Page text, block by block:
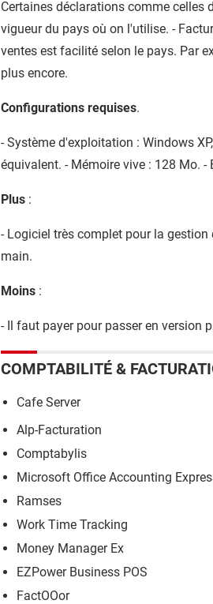
Certaines déclarations comme celles
vigueur du pays où on l'utilise. -
ventes est facilité selon le pays. Par
plus encore.
Configurations requises.
- Système d'exploitation : Windows
équivalent. - Mémoire vive : 128 Mo. -
Plus :
- Logiciel très complet pour la gestion
main.
Moins :
- Il faut payer pour passer en version
COMPTABILITÉ &
Cafe Server
Alp-Facturation
Comptabylis
Microsoft Office Accounting
Ramses
Work Time Tracking
Money Manager Ex
EZPower Business POS
FactOOor